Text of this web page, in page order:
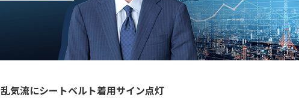
乱気流にシートベルト着用サイン点灯